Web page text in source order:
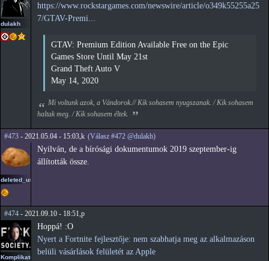
dulakh
https://www.rockstargames.com/newswire/article/o349k55255a25
7/GTAV-Premi...
GTAV: Premium Edition Available Free on the Epic
Games Store Until May 21st
Grand Theft Auto V
May 14, 2020
Mi voltunk azok, a Vándorok.// Kik sohasem nyugszanak. / Kik sohasem
haltak meg. / Kik sohasem éltek.
#473 - 2021.05.04 - 15:03,k (Válasz #472 @dulakh)
deleted_user2
Nyilván, de a bírósági dokumentumok 2019 szeptember-ig
állították össze.
#474 - 2021.09.10 - 18:51,p
Komplikato
Hoppá! :O
Nyert a Fortnite fejlesztője: nem szabhatja meg az alkalmazáson
belüli vásárlások felületét az Apple